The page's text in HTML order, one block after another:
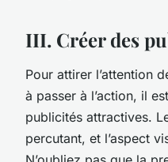
III. Créer des
Pour attirer l’attention
à passer à l’action, il
publicités attractives.
percutant, et l’aspect